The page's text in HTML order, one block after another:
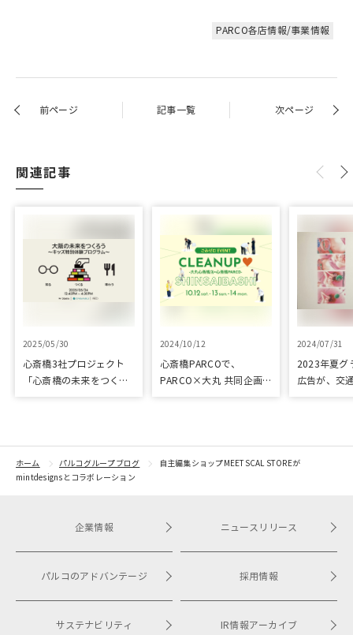
PARCO各店情報/事業情報
前ページ 記事一覧 次ページ
関連記事
2025/05/30
心斎橋3社プロジェクト
「心斎橋の未来をつくろ
2024/10/12
心斎橋PARCOで、
PARCO×大丸 共同企画
開催！
2024/07/31
2023年夏グ
広告が、交
ホーム パルコグループブログ
自主編集ショップMEETSCAL STOREが
mintdesignsとコラボレーション
企業情報
パルコのアドバンテージ
サステナビリティ
ニュースリリース
採用情報
IR情報アーカイブ